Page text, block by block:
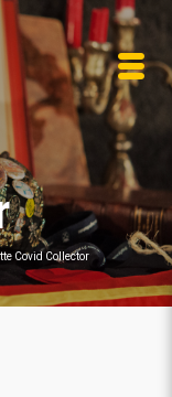
Covid Collector